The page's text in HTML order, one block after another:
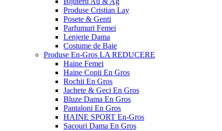
Produse Cristian Lay
Posete & Genti
Parfumuri Femei
Lenjerie Dama
Costume de Baie
Produse En-Gros LA REDUCERE
Haine Femei
Haine Copii En Gros
Rochii En Gros
Jachete & Geci En Gros
Bluze Dama En Gros
Pantaloni En Gros
HAINE SPORT En-Gros
Sacouri Dama En Gros